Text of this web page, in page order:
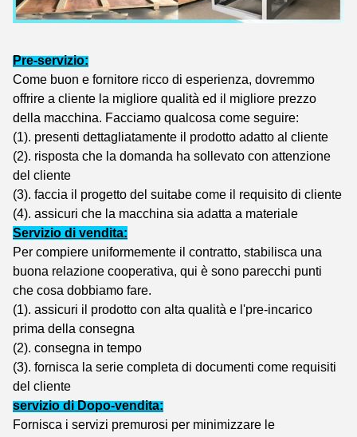
Pre-servizio:
Come buon e fornitore ricco di esperienza, dovremmo
offrire a cliente la migliore qualità ed il migliore prezzo
della macchina. Facciamo qualcosa come seguire:
(1). presenti dettagliatamente il prodotto adatto al cliente
(2). risposta che la domanda ha sollevato con attenzione
del cliente
(3). faccia il progetto del suitabe come il requisito di cliente
(4). assicuri che la macchina sia adatta a materiale
Servizio di vendita:
Per compiere uniformemente il contratto, stabilisca una
buona relazione cooperativa, qui è sono parecchi punti
che cosa dobbiamo fare.
(1). assicuri il prodotto con alta qualità e l'pre-incarico
prima della consegna
(2). consegna in tempo
(3). fornisca la serie completa di documenti come requisiti
del cliente
servizio di Dopo-vendita:
Fornisca i servizi premurosi per minimizzare le